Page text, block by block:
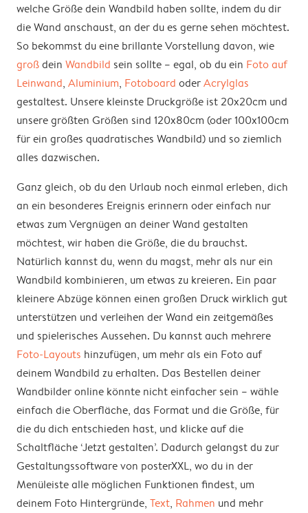
welche Größe dein Wandbild haben sollte, indem du dir
die Wand anschaust, an der du es gerne sehen möchtest.
So bekommst du eine brillante Vorstellung davon, wie
großdein Wandbild sein sollte – egal, ob du ein Foto auf
Leinwand, Aluminium, Fotoboard oderAcrylglas
gestaltest. Unsere kleinste Druckgröße ist 20x20cm und
unsere größten Größen sind 120x80cm (oder 100x100cm
für ein großes quadratisches Wandbild) und so ziemlich
alles dazwischen.
Ganz gleich, ob du den Urlaub noch einmal erleben, dich
an ein besonderes Ereignis erinnern oder einfach nur
etwas zum Vergnügen an deiner Wand gestalten
möchtest, wir haben die Größe, die du brauchst.
Natürlich kannst du, wenn du magst, mehr als nur ein
Wandbild kombinieren, um etwas zu kreieren. Ein paar
kleinere Abzüge können einen großen Druck wirklich gut
unterstützen und verleihen der Wand ein zeitgemäßes
und spielerisches Aussehen. Du kannst auch mehrere
Foto-Layouts hinzufügen, um mehr als ein Foto auf
deinem Wandbild zu erhalten. Das Bestellen deiner
Wandbilder online könnte nicht einfacher sein – wähle
einfach die Oberfläche, das Format und die Größe, für
die du dich entschieden hast, und klicke auf die
Schaltfläche ‘Jetzt gestalten’. Dadurch gelangst du zur
Gestaltungssoftware von posterXXL, wo du in der
Menüleiste alle möglichen Funktionen findest, um
deinem Foto Hintergründe, Text, Rahmen und mehr